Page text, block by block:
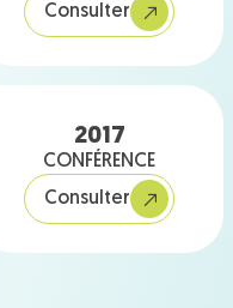
Consulter
2017
CONFÉRENCE
Consulter